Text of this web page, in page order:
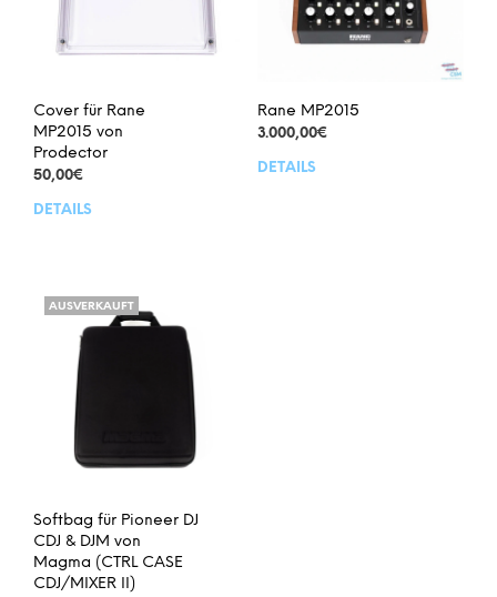
Cover für Rane
MP2015 von
Prodector
50,00€
DETAILS
Rane MP2015
3.000,00€
DETAILS
AUSVERKAUFT
Softbag für Pioneer DJ
CDJ & DJM von
Magma (CTRL CASE
CDJ/MIXER II)